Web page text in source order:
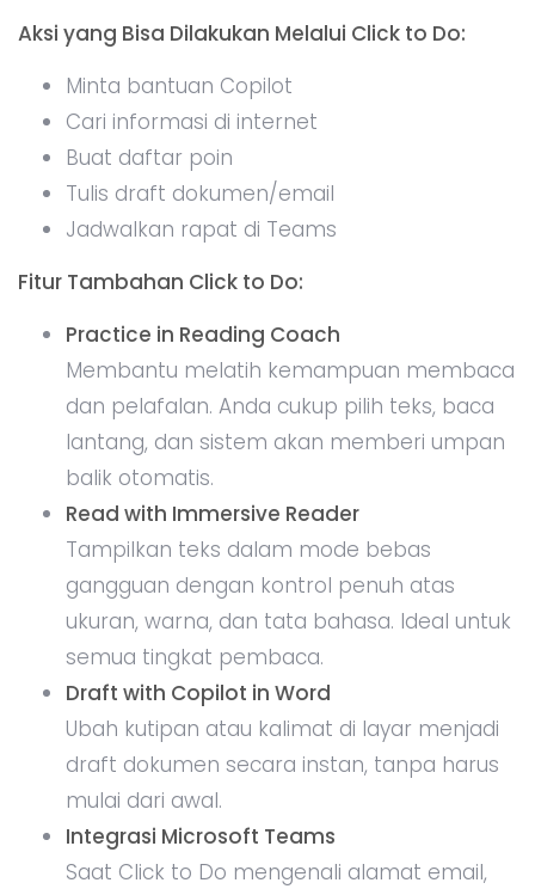
Aksi yang Bisa Dilakukan Melalui Click to Do:
Minta bantuan Copilot
Cari informasi di internet
Buat daftar poin
Tulis draft dokumen/email
Jadwalkan rapat di Teams
Fitur Tambahan Click to Do:
Practice in Reading Coach
Membantu melatih kemampuan membaca
dan pelafalan. Anda cukup pilih teks, baca
lantang, dan sistem akan memberi umpan
balik otomatis.
Read with Immersive Reader
Tampilkan teks dalam mode bebas
gangguan dengan kontrol penuh atas
ukuran, warna, dan tata bahasa. Ideal untuk
semua tingkat pembaca.
Draft with Copilot in Word
Ubah kutipan atau kalimat di layar menjadi
draft dokumen secara instan, tanpa harus
mulai dari awal.
Integrasi Microsoft Teams
Saat Click to Do mengenali alamat email,